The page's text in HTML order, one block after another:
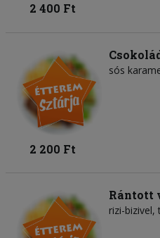
2 400 Ft
sós
2 200 Ft
Rántott
rizi-bizivel,